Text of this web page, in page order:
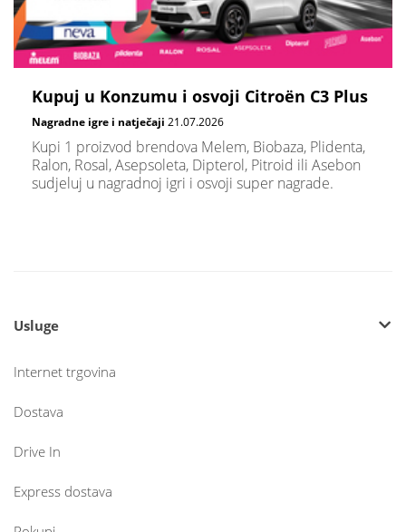
Kupuj u Konzumu i osvoji Citroën C3 Plus
Nagradne igre i natječaji 21.07.2026
Kupi 1 proizvod brendova Melem, Biobaza, Plidenta,
Ralon, Rosal, Asepsoleta, Dipterol, Pitroid ili Asebon
sudjeluj u nagradnoj igri i osvoji super nagrade.
Usluge
Internet trgovina
Dostava
Drive In
Express dostava